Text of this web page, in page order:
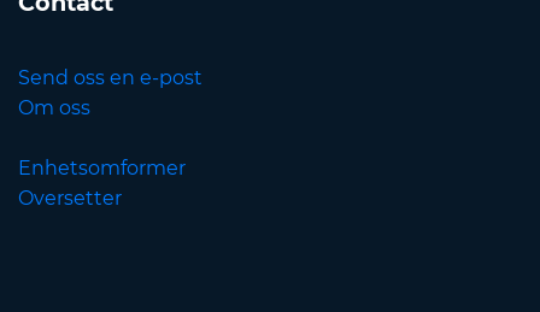
Send oss en e-post
Om oss
Enhetsomformer
Oversetter